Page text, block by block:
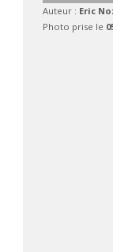
Auteur : Eric
Photo prise le